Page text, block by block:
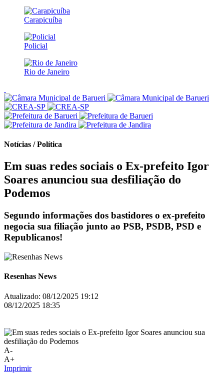
Carapicuíba
Policial
Rio de Janeiro
Notícias / Política
Em suas redes sociais o Ex-prefeito Igor
Soares anunciou sua desfiliação do
Podemos
Segundo informações dos bastidores o ex-prefeito
negocia sua filiação junto ao PSB, PSDB, PSD e
Republicanos!
Resenhas News
Atualizado: 08/12/2025 19:12
08/12/2025 18:35
A-
A+
Imprimir